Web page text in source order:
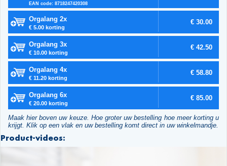
EAN code: 8718247420308
Orgalang 2x
€ 5.00 korting
€ 30.00
Orgalang 3x
€ 10.00 korting
€ 42.50
Orgalang 4x
€ 11.20 korting
€ 58.80
Orgalang 6x
€ 20.00 korting
€ 85.00
Maak hier boven uw keuze. Hoe groter uw bestelling hoe meer korting u
krijgt. Klik op een vlak en uw bestelling komt direct in uw winkelmandje.
Product-videos: